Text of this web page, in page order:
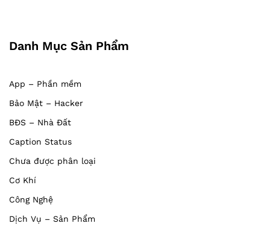
Danh Mục Sản Phẩm
App – Phần mềm
Bảo Mật – Hacker
BĐS – Nhà Đất
Caption Status
Chưa được phân loại
Cơ Khí
Công Nghệ
Dịch Vụ – Sản Phẩm